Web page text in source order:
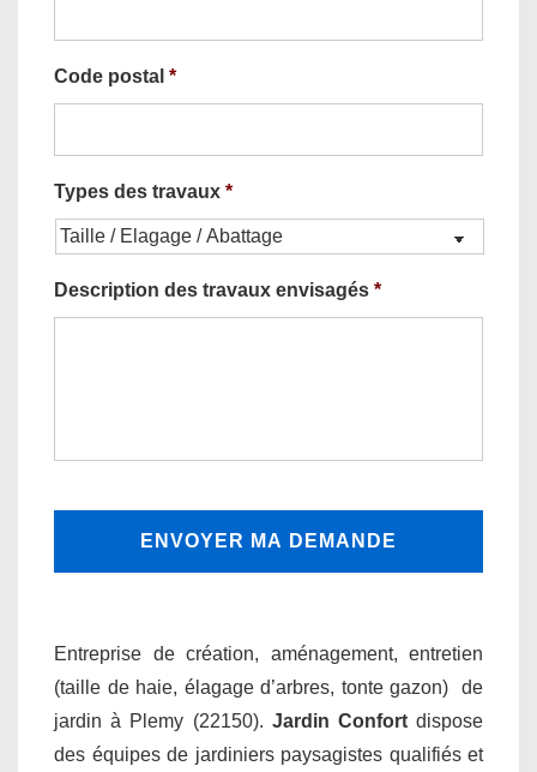
Code postal *
Types des travaux *
Description des travaux envisagés *
Entreprise de création, aménagement, entretien
(taille de haie, élagage d’arbres, tonte gazon) de
jardin à Plemy (22150). Jardin Confortdispose
des équipes de jardiniers paysagistes qualifiés et